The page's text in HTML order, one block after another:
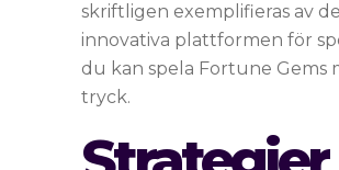
skriftligen exemplifieras av
innovativa plattformen för
du kan spela Fortune Gems
tryck.